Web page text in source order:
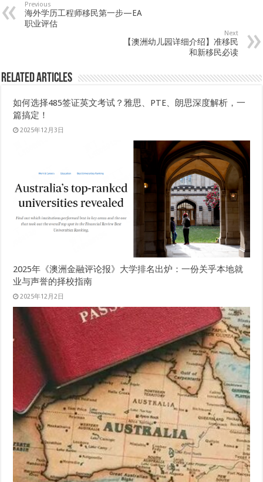
Previous
海外学历工程师移民第一步—EA
职业评估
Next
【澳洲幼儿园详细介绍】准移民
和新移民必读
Related Articles
如何选择485签证英文考试？雅思、PTE、朗思深度解析，一
篇搞定！
2025年12月3日
2025年《澳洲金融评论报》大学排名出炉：一份关乎本地就
业与声誉的择校指南
2025年12月2日